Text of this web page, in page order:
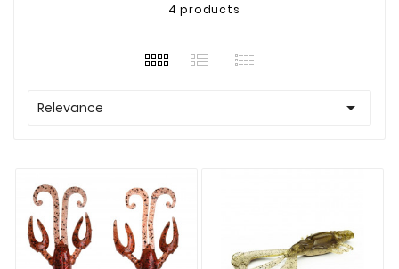
4 products
Relevance 